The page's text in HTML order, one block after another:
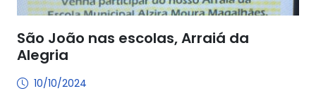
São João nas escolas, Arraiá da
Alegria
10/10/2024